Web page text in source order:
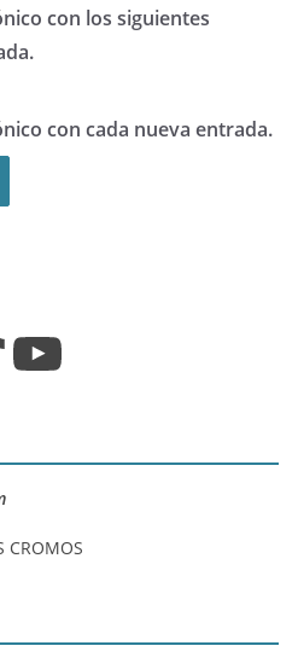
con los siguientes
con cada nueva entrada.
YouTube